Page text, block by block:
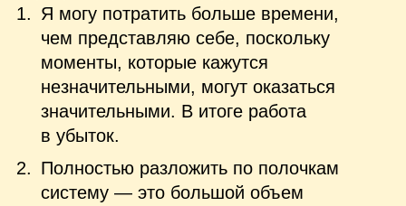
Я могу потратить больше времени,
чем представляю себе, поскольку
моменты, которые кажутся
незначительными, могут оказаться
значительными. В итоге работа
в убыток.
Полностью разложить по полочкам
систему — это большой объем